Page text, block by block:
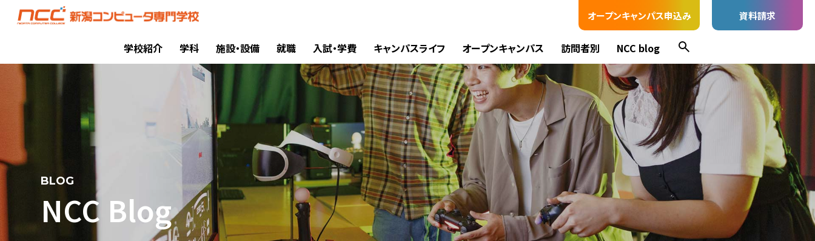
オープンキャンパス申込み 資料請求
学校紹介 学科 施設・設備 就職 入試・学費 キャンパスライフ オープンキャンパス 訪問者別 NCC blog
BLOG
NCC Blog